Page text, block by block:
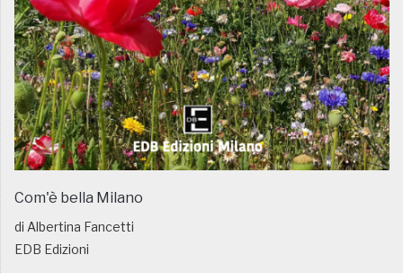
Com'è bella Milano
di Albertina Fancetti
EDB Edizioni